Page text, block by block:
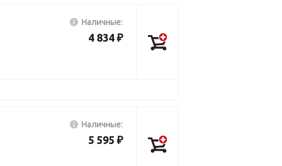
Наличные:
4 834 ₽
Наличные:
5 595 ₽